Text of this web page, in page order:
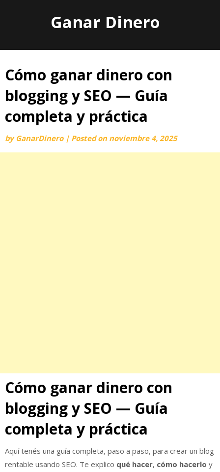
Ganar Dinero
Cómo ganar dinero con
blogging y SEO — Guía
completa y práctica
by GanarDinero | Posted on noviembre 4, 2025
Cómo ganar dinero con
bloggingy SEO — Guía
completa y práctica
Aquí tenés una guía completa, paso a paso, para crear un blog
rentable usando SEO. Te explico qué hacer, cómo hacerlo y